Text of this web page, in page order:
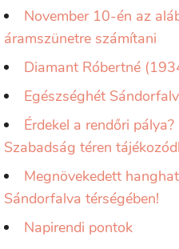
November 10-én az
áramszünetre számítani
Diamant Róbertné
Egészséghét
Érdekel a rendőri
Szabadság téren
Megnövekedett
Sándorfalva térségében!
Napirendi pontok